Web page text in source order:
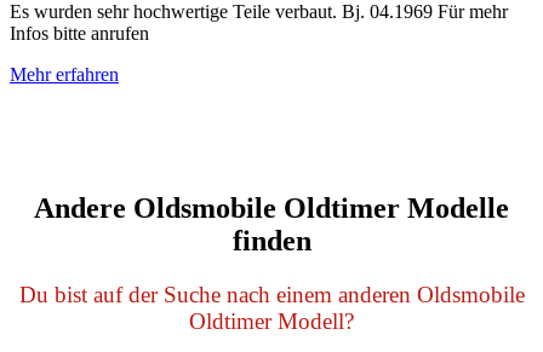
Es wurden sehr hochwertige Teile verbaut. Bj. 04.1969 Für mehr
Infos bitte anrufen
Mehr erfahren
Andere Oldsmobile Oldtimer Modelle
finden
Du bist auf der Suche nach einem anderen Oldsmobile
Oldtimer Modell?